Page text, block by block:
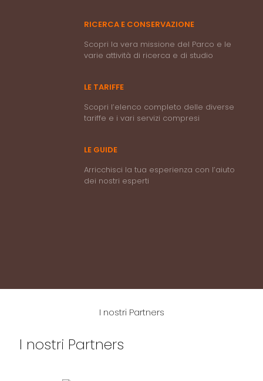
RICERCA E CONSERVAZIONE
Scopri la vera missione del Parco e le
varie attività di ricerca e di studio
LE TARIFFE
Scopri l’elenco completo delle diverse
tariffe e i vari servizi compresi
LE GUIDE
Arricchisci la tua esperienza con l’aiuto
dei nostri esperti
I nostri Partners
I nostri Partners